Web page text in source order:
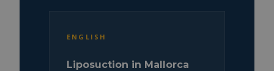
ENGLISH
Liposuction in Mallorca